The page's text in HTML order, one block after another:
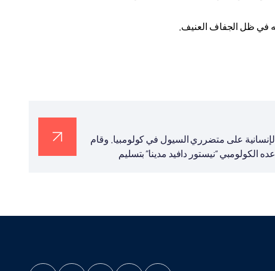
في ظل الجفاف العنيف
الإنسانية على متضرري السيول في كولومبيا. وقام
الكولومبي “نيستور دافيد مدينا” بتسليم